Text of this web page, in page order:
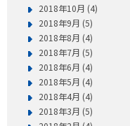
2018年10月 (4)
2018年9月 (5)
2018年8月 (4)
2018年7月 (5)
2018年6月 (4)
2018年5月 (4)
2018年4月 (4)
2018年3月 (5)